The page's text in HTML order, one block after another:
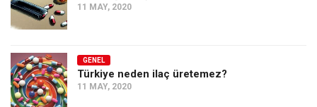
11 MAY, 2020
GENEL
Türkiye neden ilaç üretemez?
11 MAY, 2020